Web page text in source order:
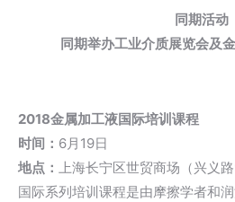
同期活动
同期举办工业介质展览会及
2018金属加工液国际培训课程
时间： 6月19日
地点： 上海长宁区世贸商场（兴义
国际系列培训课程是由摩擦学者和